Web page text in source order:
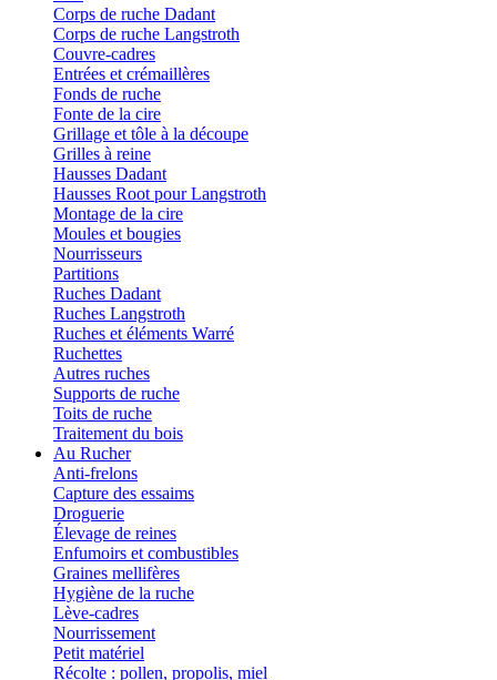
Corps de ruche Dadant
Corps de ruche Langstroth
Couvre-cadres
Entrées et crémaillères
Fonds de ruche
Fonte de la cire
Grillage et tôle à la découpe
Grilles à reine
Hausses Dadant
Hausses Root pour Langstroth
Montage de la cire
Moules et bougies
Nourrisseurs
Partitions
Ruches Dadant
Ruches Langstroth
Ruches et éléments Warré
Ruchettes
Autres ruches
Supports de ruche
Toits de ruche
Traitement du bois
Au Rucher
Anti-frelons
Capture des essaims
Droguerie
Élevage de reines
Enfumoirs et combustibles
Graines mellifères
Hygiène de la ruche
Lève-cadres
Nourrissement
Petit matériel
Récolte : pollen, propolis, miel